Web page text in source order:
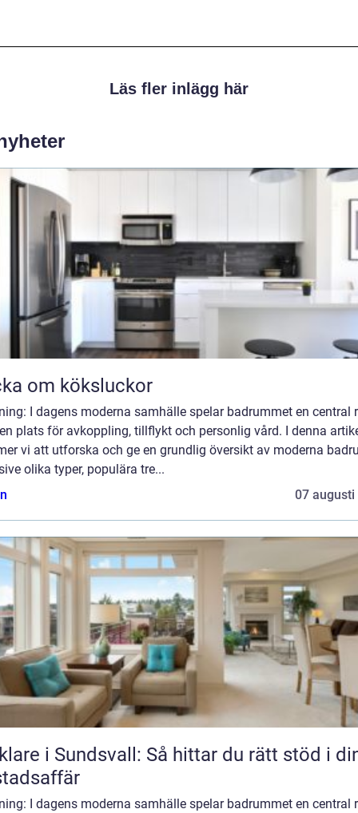
Läs fler inlägg här
om köksluckor
I dagens moderna samhälle spelar badrummet en central
plats för avkoppling, tillflykt och personlig vård. I denna
vi att utforska och ge en grundlig översikt av moderna
olika typer, populära tre...
07 augusti
i Sundsvall: Så hittar du rätt stöd i
I dagens moderna samhälle spelar badrummet en central